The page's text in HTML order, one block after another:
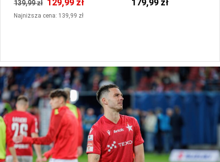
139,99 zł
Najniższa cena: 139,99 zł